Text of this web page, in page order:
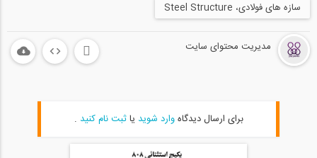
سازه های فولادی، Steel Structure
مدیریت محتوای سایت
برای ارسال دیدگاهوارد شوید یاثبت نام کنید .